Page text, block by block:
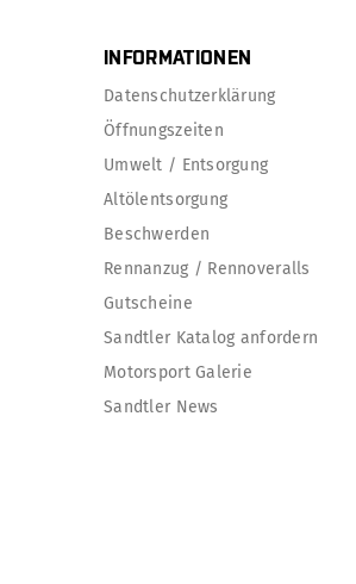
INFORMATIONEN
Datenschutzerklärung
Öffnungszeiten
Umwelt / Entsorgung
Altölentsorgung
Beschwerden
Rennanzug / Rennoveralls
Gutscheine
Sandtler Katalog anfordern
Motorsport Galerie
Sandtler News